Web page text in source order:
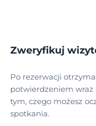
Zweryfikuj
Po rezerwacji
potwierdzeniem wraz
tym, czego możesz
spotkania.